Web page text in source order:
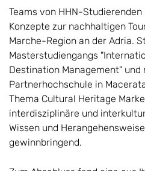
Teams von HHN-
Konzepte zur nachhaltigen
Marche-Region an der Adria.
Masterstudiengangs
Destination Management"
Partnerhochschule in
Thema Cultural Heritage
interdisziplinäre und
Wissen und
gewinnbringend.